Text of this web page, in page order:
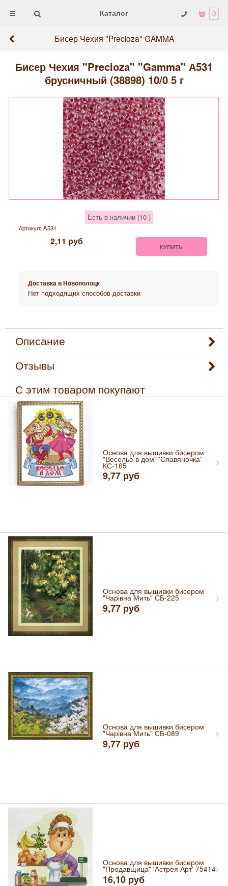
Каталог 0
Бисер Чехия "Precioza" GAMMA
Бисер Чехия "Precioza" "Gamma" А531
брусничный (38898) 10/0 5 г
Есть в наличии (10 )
Артикул: A531
2,11 руб КУПИТЬ
Доставка вНовополоцк
Нет подходящих способов доставки
Описание
Отзывы
С этим товаром покупают
Основа для вышивки бисером
"Веселье в дом" 'Славяночка'
КС-165
9,77 руб
Основа для вышивки бисером
"Чарівна Мить" СБ-225
9,77 руб
Основа для вышивки бисером
"Чарівна Мить" СБ-089
9,77 руб
Основа для вышивки бисером
"Продавщица" 'Астрея Арт' 75414
16,10 руб